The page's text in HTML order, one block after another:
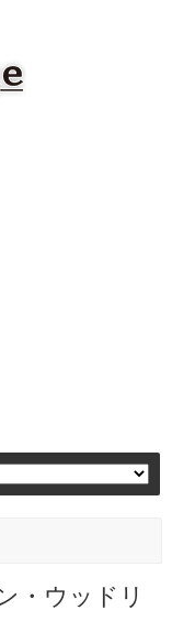
・ウッドリ